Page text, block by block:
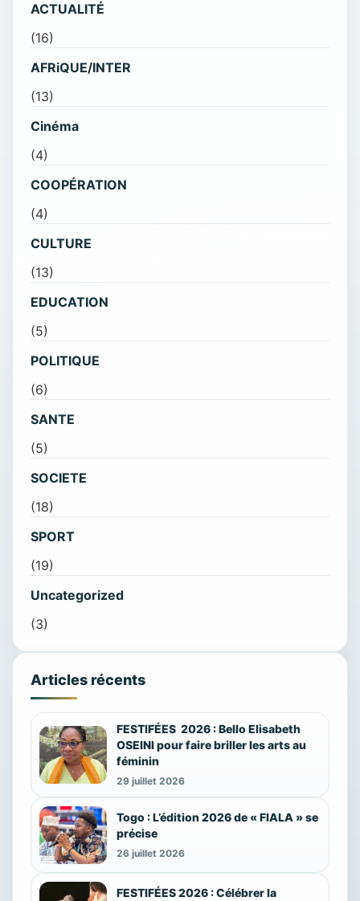
ACTUALITÉ
(16)
AFRiQUE/INTER
(13)
Cinéma
(4)
COOPÉRATION
(4)
CULTURE
(13)
EDUCATION
(5)
POLITIQUE
(6)
SANTE
(5)
SOCIETE
(18)
SPORT
(19)
Uncategorized
(3)
Articles récents
FESTIFÉES 2026 : Bello Elisabeth
OSEINI pour faire briller les arts au
féminin
29 juillet 2026
Togo : L’édition 2026 de « FIALA » se
précise
26 juillet 2026
FESTIFÉES 2026 : Célébrer la